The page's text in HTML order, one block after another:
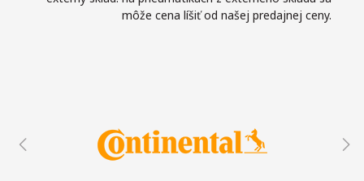
môže cena líšiť od našej predajnej ceny.